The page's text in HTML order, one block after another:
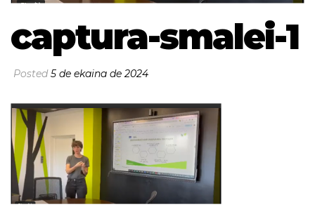
captura-smalei-1
Posted5 de ekaina de 2024